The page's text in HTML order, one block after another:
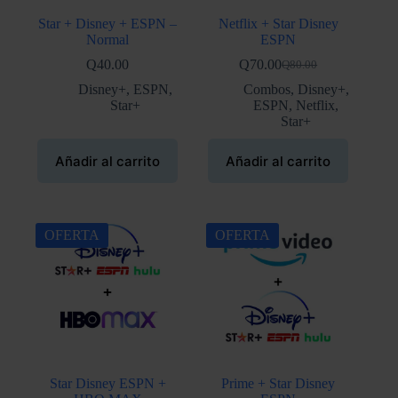
Star + Disney + ESPN –
Normal
Q40.00
Disney+, ESPN,
Star+
Añadir al carrito
Netflix + Star Disney
ESPN
Q80.00
El
precio
original
era:
Q70.00El
precio
actual
es:
Combos, Disney+,
ESPN, Netflix,
Star+
Añadir al carrito
OFERTA
Star Disney ESPN +
OFERTA
Prime + Star Disney